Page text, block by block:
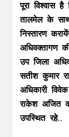
पूरा विश्वास
तालमेल के साथ
निस्तारण
अधिवक्तागण
उप जिला
सतीश कुमार
अधिकारी
राकेश अजित
उपस्थित रहे..